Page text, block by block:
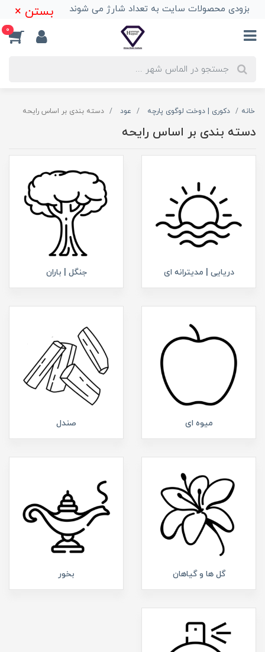
بزودی محصولات سایت به تعداد شارژ می شوند بستن ×
0
خانه دکوری | دوخت لوگوی پارچه عود دسته بندی بر اساس رایحه
دسته بندی بر اساس رایحه
دریایی | مدیترانه ای جنگل | باران
میوه ای صندل
گل ها و گیاهان بخور